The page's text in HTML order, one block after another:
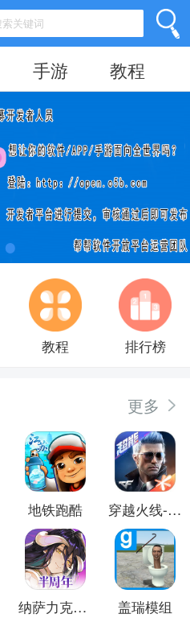
手游 教程
教程 排行榜
更多
地铁跑酷 穿越火线-枪战王者
纳萨力克之王 盖瑞模组